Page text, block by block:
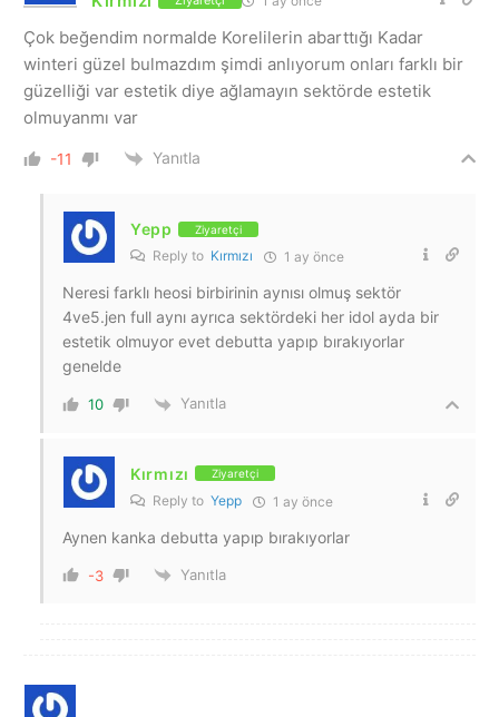
Çok beğendim normalde Korelilerin abarttığı Kadar
winteri güzel bulmazdım şimdi anlıyorum onları farklı bir
güzelliği var estetik diye ağlamayın sektörde estetik
olmuyanmı var
-11 Yanıtla
Yepp Ziyaretçi
Reply to Kırmızı 1 ay önce
Neresi farklı heosi birbirinin aynısı olmuş sektör
4ve5.jen full aynı ayrıca sektördeki her idol ayda bir
estetik olmuyor evet debutta yapıp bırakıyorlar
genelde
10 Yanıtla
Kırmızı Ziyaretçi
Reply to Yepp 1 ay önce
Aynen kanka debutta yapıp bırakıyorlar
-3 Yanıtla